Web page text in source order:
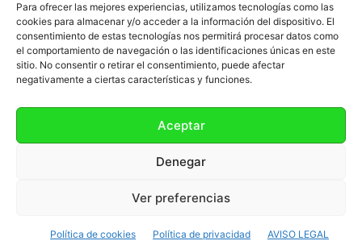
Para ofrecer las mejores experiencias, utilizamos tecnologías como las
cookies para almacenar y/o acceder a la información del dispositivo. El
consentimiento de estas tecnologías nos permitirá procesar datos como
el comportamiento de navegación o las identificaciones únicas en este
sitio. No consentir o retirar el consentimiento, puede afectar
negativamente a ciertas características y funciones.
Aceptar
Denegar
Ver preferencias
Política de cookies Política de privacidad AVISO LEGAL
SOBRE NOSOTROS
Política de cookies (UE)
©